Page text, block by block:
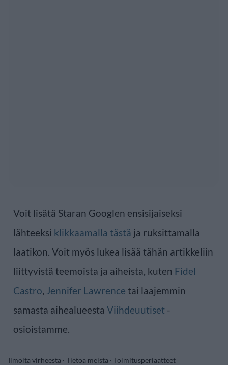
Voit lisätä Staran Googlen ensisijaiseksi
lähteeksi klikkaamalla tästä ja ruksittamalla
laatikon. Voit myös lukea lisää tähän artikkeliin
liittyvistä teemoista ja aiheista, kuten Fidel
Castro, Jennifer Lawrence tai laajemmin
samasta aihealueesta Viihdeuutiset -
osioistamme.
Ilmoita virheestä · Tietoa meistä · Toimitusperiaatteet